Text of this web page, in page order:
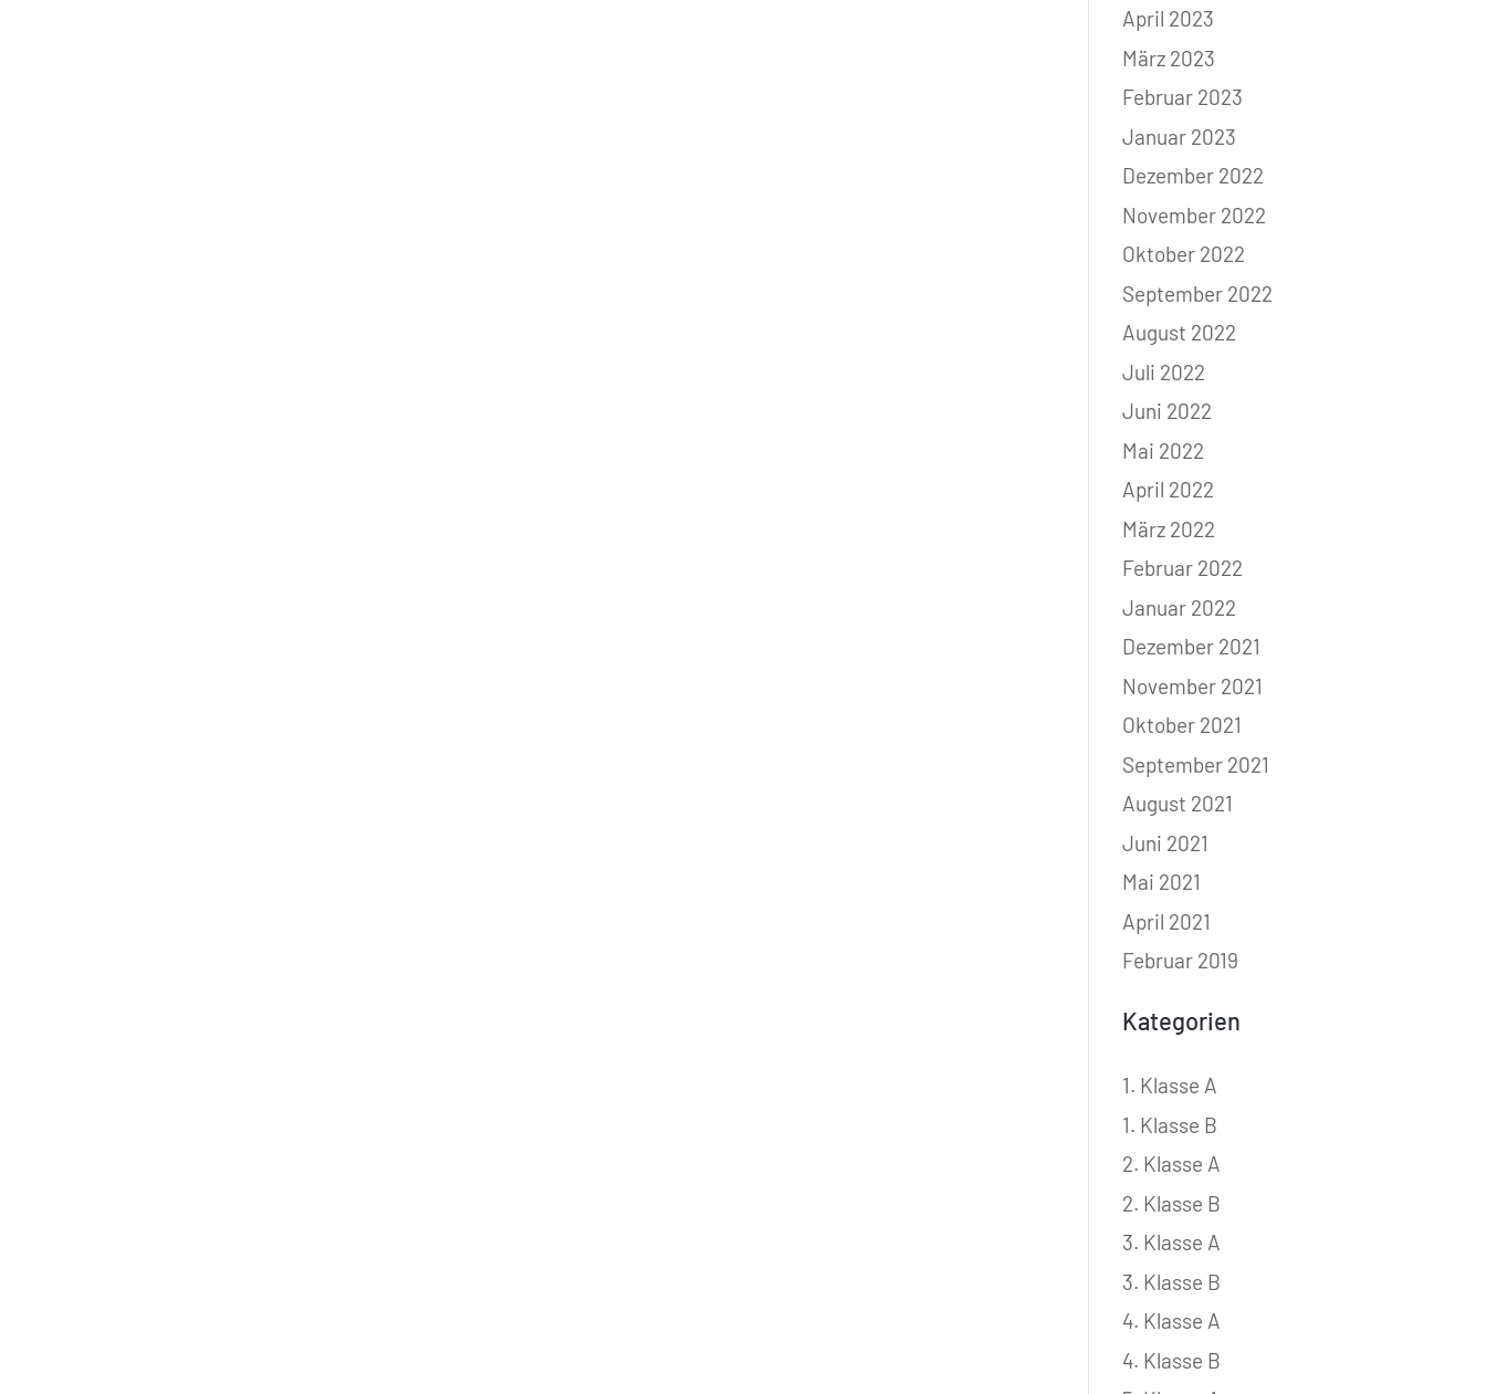
April 2023
März 2023
Februar 2023
Januar 2023
Dezember 2022
November 2022
Oktober 2022
September 2022
August 2022
Juli 2022
Juni 2022
Mai 2022
April 2022
März 2022
Februar 2022
Januar 2022
Dezember 2021
November 2021
Oktober 2021
September 2021
August 2021
Juni 2021
Mai 2021
April 2021
Februar 2019
Kategorien
1. Klasse A
1. Klasse B
2. Klasse A
2. Klasse B
3. Klasse A
3. Klasse B
4. Klasse A
4. Klasse B